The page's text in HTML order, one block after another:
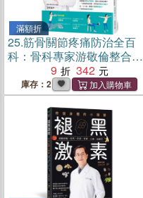
滿額折
25.筋骨關節疼痛防治全百
科：骨科專家游敬倫整合中
西醫學最新對症療法【暢銷
新裝版】
9 342
庫存：2